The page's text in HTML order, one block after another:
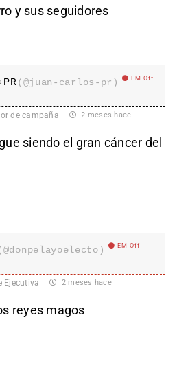
y sus seguidores
PR(@juan-carlos-pr) EM Off
de campaña 2 meses hace
siendo el gran cáncer del
EM Off
Ejecutiva 2 meses hace
reyes magos